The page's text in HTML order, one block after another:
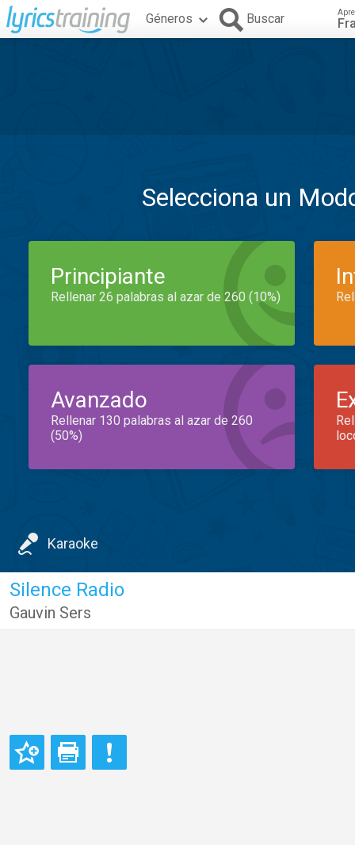
Géneros Buscar
Selecciona un
Principiante
Rellenar 26 palabras al azar de 260 (10%)
Avanzado
Rellenar 130 palabras al azar de 260
(50%)
Karaoke
Silence Radio
Gauvin Sers